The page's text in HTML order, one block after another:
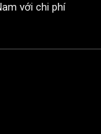
với chi phí